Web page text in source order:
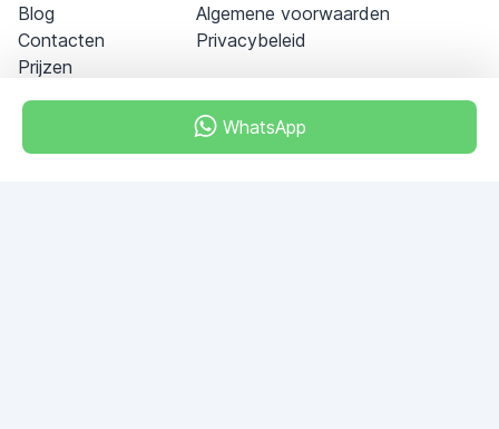
WhatsApp
Blog
Contacten
Prijzen
Algemene voorwaarden
Privacybeleid
ALBAHAR building